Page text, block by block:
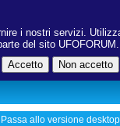
i nostri servizi.
del sito UFOFORUM.
Passa allo versione desktop